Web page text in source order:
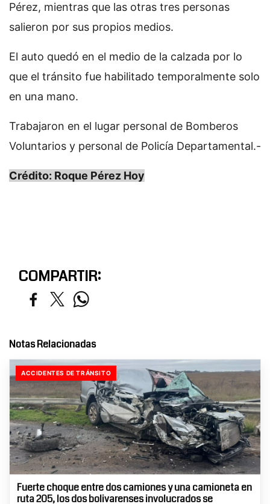
Pérez, mientras que las otras tres personas
salieron por sus propios medios.
El auto quedó en el medio de la calzada por lo
que el tránsito fue habilitado temporalmente solo
en una mano.
Trabajaron en el lugar personal de Bomberos
Voluntarios y personal de Policía Departamental.-
Crédito: Roque Pérez Hoy
COMPARTIR:
Notas Relacionadas
ACCIDENTES DE TRÁNSITO
Fuerte choque entre dos camiones y una camioneta en
ruta 205, los dos bolivarenses involucrados se